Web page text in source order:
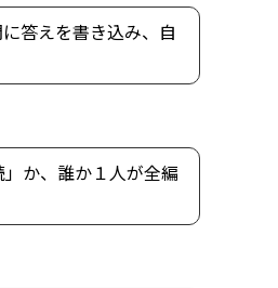
答えを書き込み、自
か、誰か１人が全編